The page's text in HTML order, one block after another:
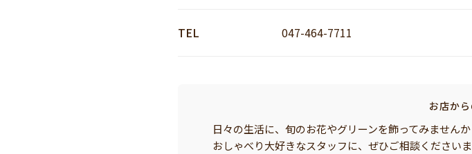
TEL 047-464-7711
お店か
日々の生活に、旬のお花やグリーンを飾ってみませんか
おしゃべり大好きなスタッフに、ぜひご相談ください